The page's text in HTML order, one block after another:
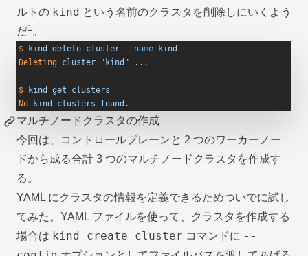
ルトの kind という名前のクラスタを削除しにいくよう
だ1 。
$ kind delete cluster --name kind
Deleting cluster "kind" ...
$ kind get clusters
No kind clusters found.
マルチノードクラスタの作成
今回は、コントロールプレーンと 2 つのワーカーノー
ドから成る合計 3 つのマルチノードクラスタを作成す
る。
YAML にクラスタの情報を定義できるためついでに試し
てみた。YAML ファイルを使って、クラスタを作成する
場合は kind create cluster コマンドに --